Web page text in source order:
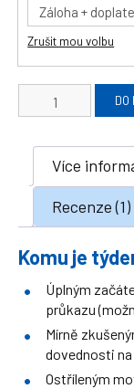
Zrušit mou volbu
kemp
intenzivní
motoškola
množství
DO
Více
Recenze (1)
Komu je
Úplným
průkazu
Mírně
dovednosti
Ostříleným